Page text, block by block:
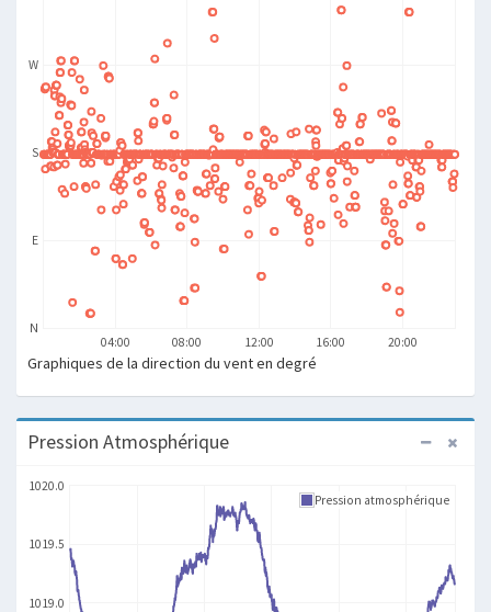
04:00 08:00 12:00 16:00 20:00
N
E
S
W
Graphiques de la direction du vent en degré
Pression Atmosphérique
1019.0
1019.5
1020.0
Pression atmosphérique